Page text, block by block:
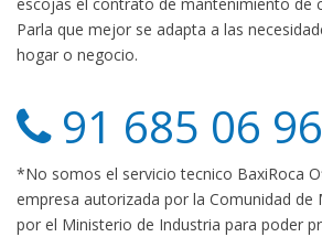
Parla que mejor se adapta a las
hogar o negocio.
91 685 06 96
*No somos el servicio tecnico BaxiRoca
empresa autorizada por la Comunidad de
por el Ministerio de Industria para poder